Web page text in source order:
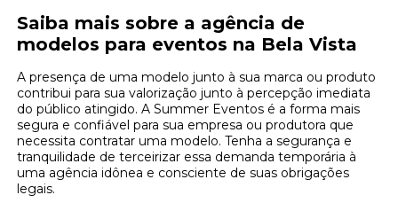
Saiba mais sobre a agência de
modelos para eventos na Bela Vista
A presença de uma modelo junto à sua marca ou produto
contribui para sua valorização junto à percepção imediata
do público atingido. A Summer Eventos é a forma mais
segura e confiável para sua empresa ou produtora que
necessita contratar uma modelo. Tenha a segurança e
tranquilidade de terceirizar essa demanda temporária à
uma agência idônea e consciente de suas obrigações
legais.